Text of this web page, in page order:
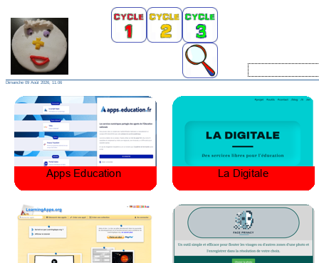
Dimanche 09 Aoùt 2026, 11:06